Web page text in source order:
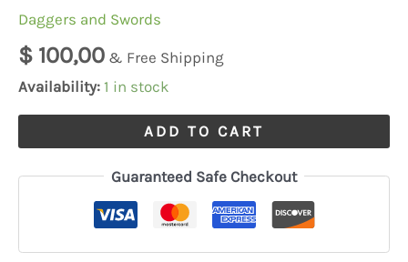
Daggers and Swords
$ 100,00 & Free Shipping
Availability: 1 in stock
ADD TO CART
Guaranteed Safe Checkout